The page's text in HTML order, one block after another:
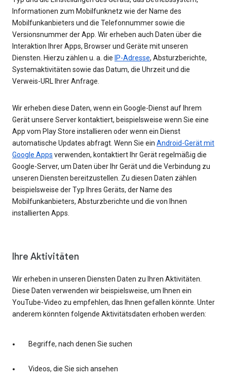
Informationen zum Mobilfunknetz wie der Name des
Mobilfunkanbieters und die Telefonnummer sowie die
Versionsnummer der App. Wir erheben auch Daten über die
Interaktion Ihrer Apps, Browser und Geräte mit unseren
Diensten. Hierzu zählen u. a. die IP-Adresse, Absturzberichte,
Systemaktivitäten sowie das Datum, die Uhrzeit und die
Verweis-URL Ihrer Anfrage.
Wir erheben diese Daten, wenn ein Google-Dienst auf Ihrem
Gerät unsere Server kontaktiert, beispielsweise wenn Sie eine
App vom Play Store installieren oder wenn ein Dienst
automatische Updates abfragt. Wenn Sie ein Android-Gerät mit
Google Apps verwenden, kontaktiert Ihr Gerät regelmäßig die
Google-Server, um Daten über Ihr Gerät und die Verbindung zu
unseren Diensten bereitzustellen. Zu diesen Daten zählen
beispielsweise der Typ Ihres Geräts, der Name des
Mobilfunkanbieters, Absturzberichte und die von Ihnen
installierten Apps.
Ihre Aktivitäten
Wir erheben in unseren Diensten Daten zu Ihren Aktivitäten.
Diese Daten verwenden wir beispielsweise, um Ihnen ein
YouTube-Video zu empfehlen, das Ihnen gefallen könnte. Unter
anderem könnten folgende Aktivitätsdaten erhoben werden:
Begriffe, nach denen Sie suchen
Videos, die Sie sich ansehen